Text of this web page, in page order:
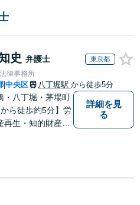
史 弁護士 東京都
律事務所
中央区 八丁堀駅 から徒歩5分
・八丁堀・茅場町
ら徒歩約5分】労
再生・知的財産（I
詳細を見
る